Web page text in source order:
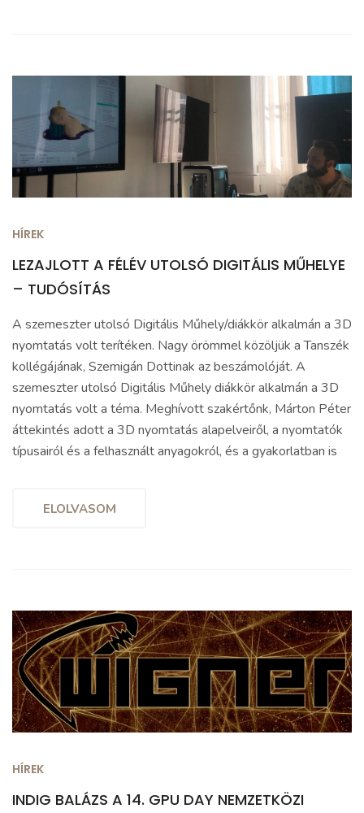
HÍREK
LEZAJLOTT A FÉLÉV UTOLSÓ DIGITÁLIS MŰHELYE
– TUDÓSÍTÁS
A szemeszter utolsó Digitális Műhely/diákkör alkalmán a 3D
nyomtatás volt terítéken. Nagy örömmel közöljük a Tanszék
kollégájának, Szemigán Dottinak az beszámolóját. A
szemeszter utolsó Digitális Műhely diákkör alkalmán a 3D
nyomtatás volt a téma. Meghívott szakértőnk, Márton Péter
áttekintés adott a 3D nyomtatás alapelveiről, a nyomtatók
típusairól és a felhasznált anyagokról, és a gyakorlatban is
ELOLVASOM
HÍREK
INDIG BALÁZS A 14. GPU DAY NEMZETKÖZI